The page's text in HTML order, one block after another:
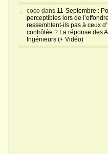
coco dans 11-Septembre :
perceptibles lors de
ressemblent-ils pas à ceux
contrôlée ? La réponse des
Ingénieurs (+ Vidéo)